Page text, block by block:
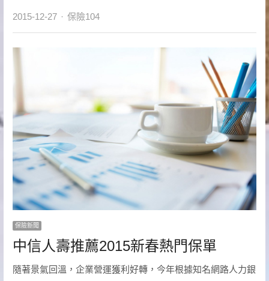
2015-12-27 Author
保險104
保險新聞
中信人壽推薦2015新春熱門保單
隨著景氣回溫，企業營運獲利好轉，今年根據知名網路人力銀